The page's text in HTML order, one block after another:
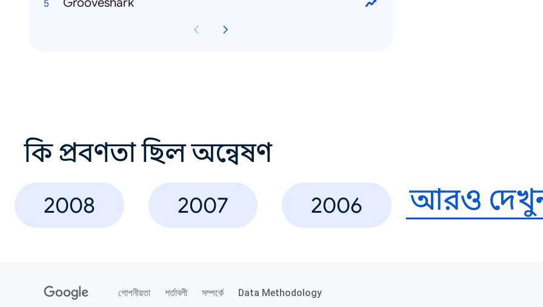
কি প্রবণতা ছিল অন্বেষণ
2008 2007 2006 আরও
গোপনীয়তা শর্তাবলী সম্পর্কে Data Methodology